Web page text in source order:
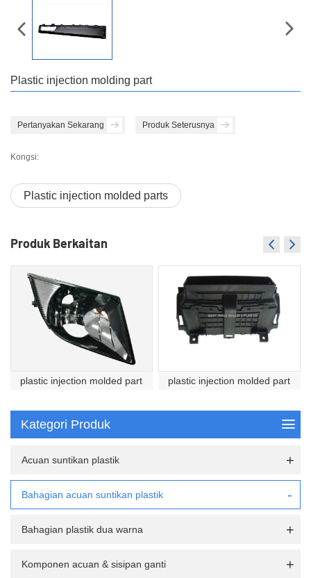
Plastic injection molding part
Pertanyakan Sekarang Produk Seterusnya
Kongsi:
Plastic injection molded parts
Produk Berkaitan
plastic injection molded part plastic injection molded part
Kategori Produk
Acuan suntikan plastik
Bahagian acuan suntikan plastik
Bahagian plastik dua warna
Komponen acuan & sisipan ganti